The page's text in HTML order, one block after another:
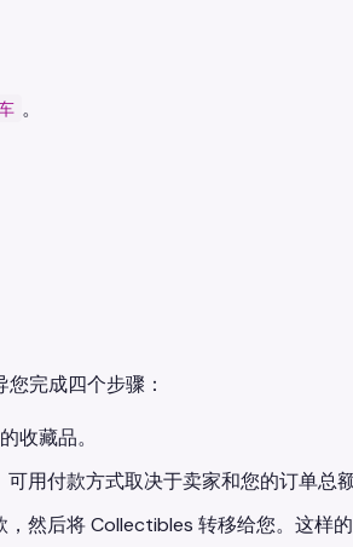
。
完成四个步骤：
收藏品。
可用付款方式取决于卖家和您的订单总
，然后将 Collectibles 转移给您。这样